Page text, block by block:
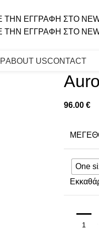
ΤΗΝ ΕΓΓΡΑΦΗ ΣΤΟ
ΤΗΝ ΕΓΓΡΑΦΗ ΣΤΟ
ABOUT USCONTACT
96.00 €
One